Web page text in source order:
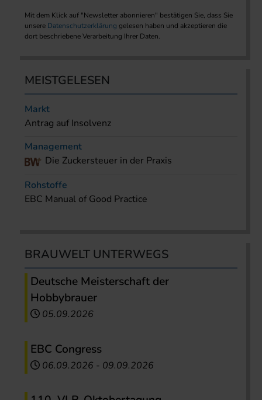
Mit dem Klick auf "Newsletter abonnieren" bestätigen Sie, dass Sie
unsere Datenschutzerklärung gelesen haben und akzeptieren die
dort beschriebene Verarbeitung Ihrer Daten.
MEISTGELESEN
Markt
Antrag auf Insolvenz
Management
Die Zuckersteuer in der Praxis
Rohstoffe
EBC Manual of Good Practice
BRAUWELT UNTERWEGS
Deutsche Meisterschaft der
Hobbybrauer
05.09.2026
EBC Congress
06.09.2026 - 09.09.2026